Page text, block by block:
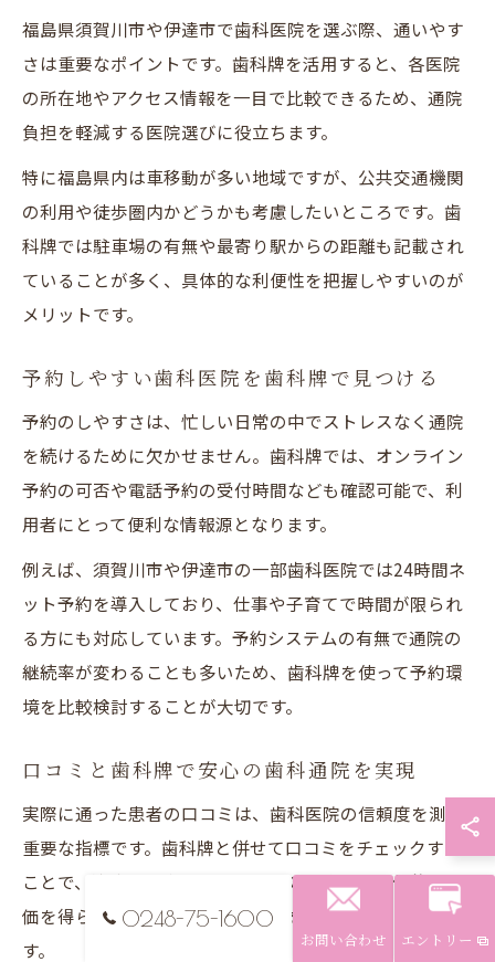
福島県須賀川市や伊達市で歯科医院を選ぶ際、通いやす
さは重要なポイントです。歯科牌を活用すると、各医院
の所在地やアクセス情報を一目で比較できるため、通院
負担を軽減する医院選びに役立ちます。
特に福島県内は車移動が多い地域ですが、公共交通機関
の利用や徒歩圏内かどうかも考慮したいところです。歯
科牌では駐車場の有無や最寄り駅からの距離も記載され
ていることが多く、具体的な利便性を把握しやすいのが
メリットです。
予約しやすい歯科医院を歯科牌で見つける
予約のしやすさは、忙しい日常の中でストレスなく通院
を続けるために欠かせません。歯科牌では、オンライン
予約の可否や電話予約の受付時間なども確認可能で、利
用者にとって便利な情報源となります。
例えば、須賀川市や伊達市の一部歯科医院では24時間ネ
ット予約を導入しており、仕事や子育てで時間が限られ
る方にも対応しています。予約システムの有無で通院の
継続率が変わることも多いため、歯科牌を使って予約環
境を比較検討することが大切です。
口コミと歯科牌で安心の歯科通院を実現
実際に通った患者の口コミは、歯科医院の信頼度を測る
重要な指標です。歯科牌と併せて口コミをチェックする
ことで、治療の丁寧さやスタッフの対応など具体的な評
価を得られ、安心して通える医院を見つけやすくなりま
す。
0248-75-1600
お問い合わせ エントリー